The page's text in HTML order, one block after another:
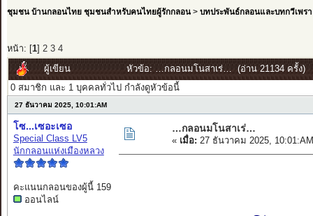
ชุมชน บ้านกลอนไทย ชุมชนสำหรับคนไทยผู้รักกลอน> บทประพันธ์กลอนและบทกวีเพรา
หน้า: [ 1] 2 3 4
ผู้เขียน
หัวข้อ: …กลอนมโนสาเร่… (อ่าน 21134 ครั้ง)
0 สมาชิก และ 1 บุคคลทั่วไป กำลังดูหัวข้อนี้
27 ธันวาคม 2025, 10:01:AM
โซ...เซอะเซอ
Special Class LV5
นักกลอนแห่งเมืองหลวง
คะแนนกลอนของผู้นี้ 159
ออนไลน์
…กลอนมโนสาเร่…
« เมื่อ: 27 ธันวาคม 2025,